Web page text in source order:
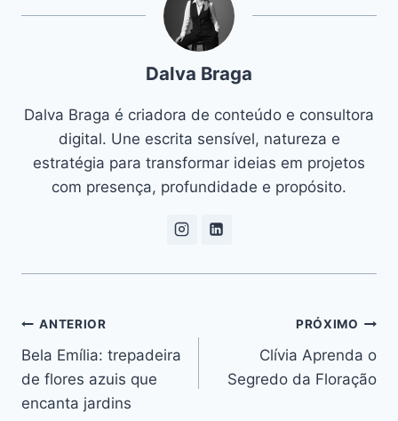
Dalva Braga
Dalva Braga é criadora de conteúdo e consultora
digital. Une escrita sensível, natureza e
estratégia para transformar ideias em projetos
com presença, profundidade e propósito.
Navegação
de
Post
ANTERIOR
Bela Emília: trepadeira
de flores azuis que
encanta jardins
PRÓXIMO
Clívia Aprenda o
Segredo da Floração